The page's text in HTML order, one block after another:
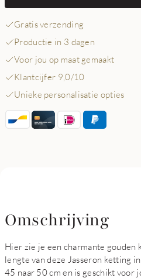
Gratis verzending
Productie in 3 dagen
Voor jou op maat gemaakt
Klantcijfer 9,0/10
Unieke personalisatie opties
Omschrijving
Hier zie je een charmante gouden
lengte van deze Jasseron ketting
45 naar 50 cm en is geschikt voor